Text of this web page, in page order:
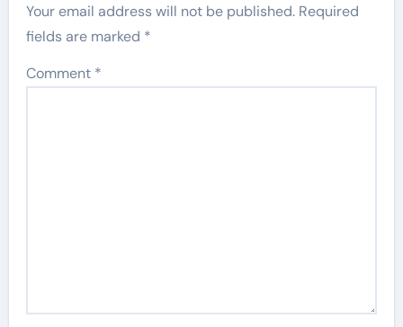
Your email address will not be published. Required
fields are marked *
Comment *